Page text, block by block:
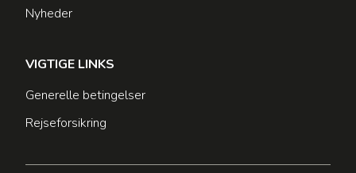
Nyheder
VIGTIGE LINKS
Generelle betingelser
Rejseforsikring